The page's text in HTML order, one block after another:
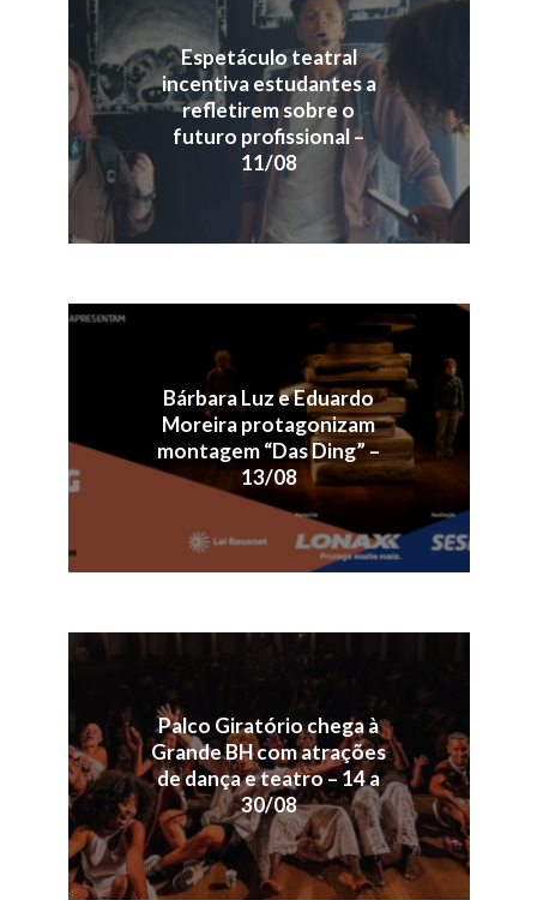
Espetáculo teatral
incentiva estudantes a
refletirem sobre o
futuro profissional –
11/08
Bárbara Luz e Eduardo
Moreira protagonizam
montagem “Das Ding” –
13/08
Palco Giratório chega à
Grande BH com atrações
de dança e teatro – 14 a
30/08